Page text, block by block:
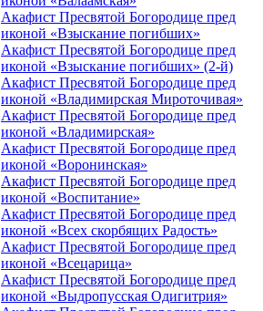
Акафист Пресвятой Богородице пред
иконой «Взыскание погибших»
Акафист Пресвятой Богородице пред
иконой «Взыскание погибших» (2-й)
Акафист Пресвятой Богородице пред
иконой «Владимирская Мироточивая»
Акафист Пресвятой Богородице пред
иконой «Владимирская»
Акафист Пресвятой Богородице пред
иконой «Воронинская»
Акафист Пресвятой Богородице пред
иконой «Воспитание»
Акафист Пресвятой Богородице пред
иконой «Всех скорбящих Радость»
Акафист Пресвятой Богородице пред
иконой «Всецарица»
Акафист Пресвятой Богородице пред
иконой «Выдропусская Одигитрия»